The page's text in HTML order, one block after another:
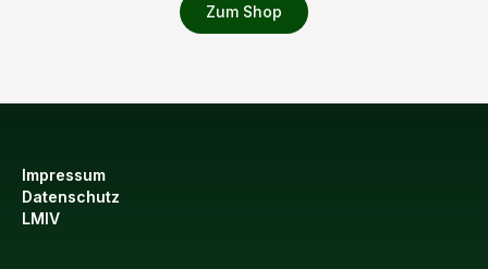
Zum Shop
Impressum
Datenschutz
LMIV